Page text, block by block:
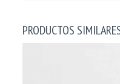
PRODUCTOS